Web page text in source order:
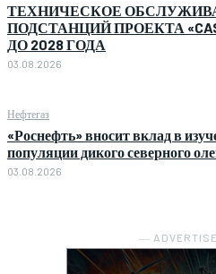
ТЕХНИЧЕСКОЕ
ПОДСТАНЦИЙ ПРОЕКТА
ДО 2028 ГОДА
03.08.2026
Нефтегаз
«Роснефть» вносит вклад в
популяции дикого северного
03.08.2026
―